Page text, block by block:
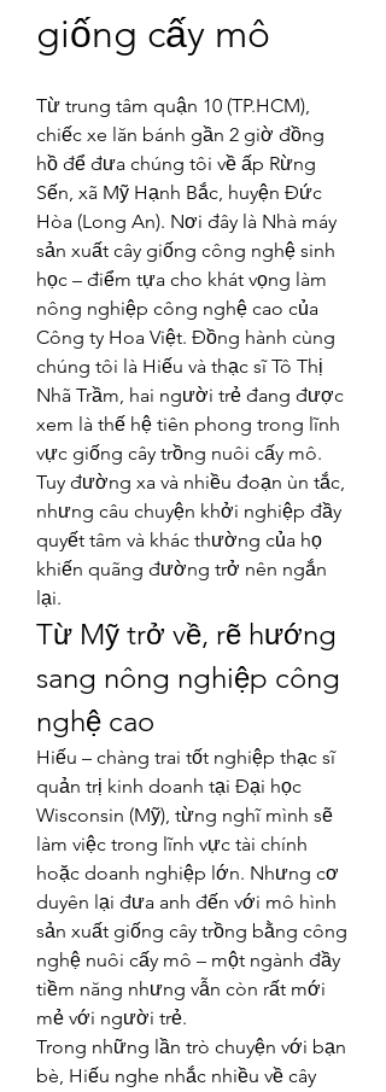
giống cấy mô
Từ trung tâm quận 10 (TP.HCM),
chiếc xe lăn bánh gần 2 giờ đồng
hồ để đưa chúng tôi về ấp Rừng
Sến, xã Mỹ Hạnh Bắc, huyện Đức
Hòa (Long An). Nơi đây là Nhà máy
sản xuất cây giống công nghệ sinh
học – điểm tựa cho khát vọng làm
nông nghiệp công nghệ cao của
Công ty Hoa Việt. Đồng hành cùng
chúng tôi là Hiếu và thạc sĩ Tô Thị
Nhã Trầm, hai người trẻ đang được
xem là thế hệ tiên phong trong lĩnh
vực giống cây trồng nuôi cấy mô.
Tuy đường xa và nhiều đoạn ùn tắc,
nhưng câu chuyện khởi nghiệp đầy
quyết tâm và khác thường của họ
khiến quãng đường trở nên ngắn
lại.
Từ Mỹ trở về, rẽ hướng
sang nông nghiệp công
nghệ cao
Hiếu – chàng trai tốt nghiệp thạc sĩ
quản trị kinh doanh tại Đại học
Wisconsin (Mỹ), từng nghĩ mình sẽ
làm việc trong lĩnh vực tài chính
hoặc doanh nghiệp lớn. Nhưng cơ
duyên lại đưa anh đến với mô hình
sản xuất giống cây trồng bằng công
nghệ nuôi cấy mô – một ngành đầy
tiềm năng nhưng vẫn còn rất mới
mẻ với người trẻ.
Trong những lần trò chuyện với bạn
bè, Hiếu nghe nhắc nhiều về cây